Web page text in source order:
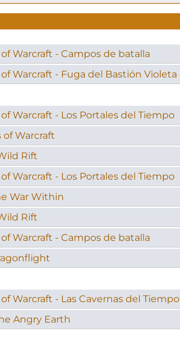
Warcraft - Campos de batalla
Warcraft - Fuga del Bastión Violeta
Warcraft - Los Portales del Tiempo
of Warcraft
Rift
Warcraft - Los Portales del Tiempo
War Within
Rift
Warcraft - Campos de batalla
Warcraft - Las Cavernas del Tiempo
Angry Earth